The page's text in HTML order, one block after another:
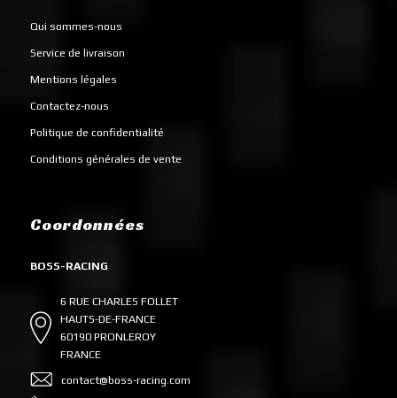
Qui sommes-nous
Service de livraison
Mentions légales
Contactez-nous
Politique de confidentialité
Conditions générales de vente
Coordonnées
BOSS-RACING
6 RUE CHARLES FOLLET
HAUTS-DE-FRANCE
60190 PRONLEROY
FRANCE
contact@boss-racing.com